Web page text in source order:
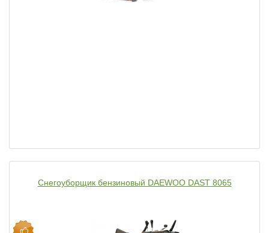
Снегоуборщик бензиновый DAEWOO DAST 8065